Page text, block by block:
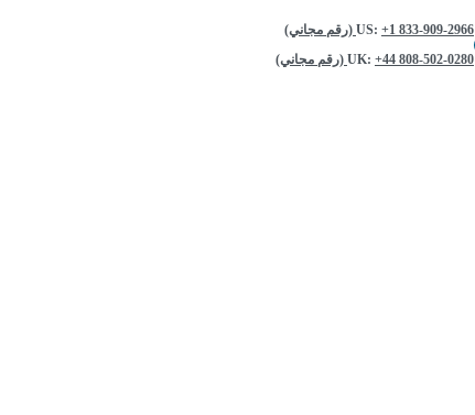
US: +1 833-909-2966 (رقم مجاني)
UK: +44 808-502-0280 (رقم مجاني)